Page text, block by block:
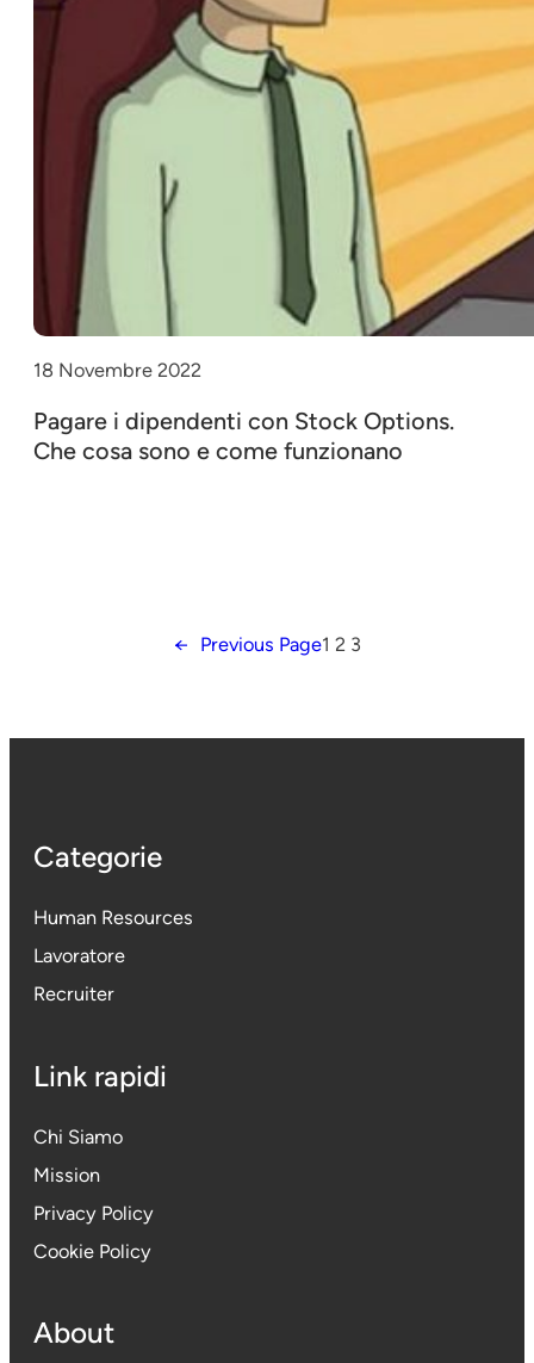
18 Novembre 2022
Pagare i dipendenti con Stock Options.
Che cosa sono e come funzionano
← Previous Page1 2 3
Categorie
Human Resources
Lavoratore
Recruiter
Link rapidi
Chi Siamo
Mission
Privacy Policy
Cookie Policy
About